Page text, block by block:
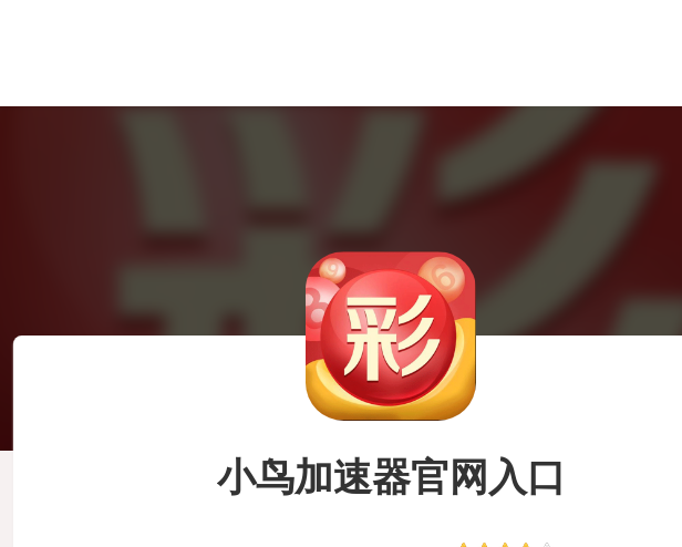
小鸟加速器官网入口